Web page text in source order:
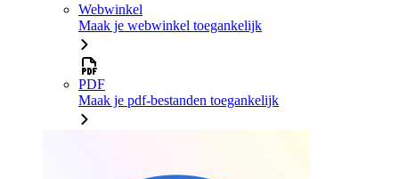
Webwinkel
Maak je webwinkel toegankelijk
PDF
Maak je pdf-bestanden toegankelijk